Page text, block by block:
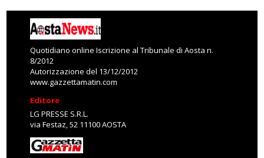
Quotidiano online Iscrizione al Tribunale di Aosta n.
8/2012
Autorizzazione del 13/12/2012
www.gazzettamatin.com
Editore
LG PRESSE S.R.L.
via Festaz, 52 11100 AOSTA